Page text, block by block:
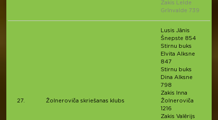
Zakis Lelde
Grīnvalde 739
27. Žolneroviča skriešanas klubs
Lusis Jānis
Šnepste 854
Stirnu buks
Elvita Alksne
847
Stirnu buks
Dina Alksne
798
Zakis Inna
Žolneroviča
1216
Zakis Valērijs